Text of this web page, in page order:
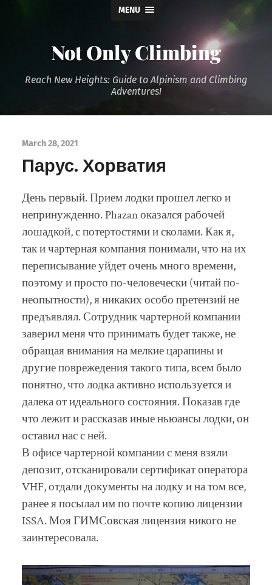
MENU
Not Only Climbing
Reach New Heights: Guide to Alpinism and Climbing
Adventures!
March 28, 2021
Парус. Хорватия
День первый. Прием лодки прошел легко и
непринужденно. Phazan оказался рабочей
лошадкой, с потертостями и сколами. Как я,
так и чартерная компания понимали, что на их
переписывание уйдет очень много времени,
поэтому и просто по-человечески (читай по-
неопытности), я никаких особо претензий не
предъявлял. Сотрудник чартерной компании
заверил меня что принимать будет также, не
обращая внимания на мелкие царапины и
другие поврежедения такого типа, всем было
понятно, что лодка активно используется и
далека от идеального состояния. Показав где
что лежит и рассказав иные ньюансы лодки, он
оставил нас с ней.
В офисе чартерной компании с меня взяли
депозит, отсканировали сертификат оператора
VHF, отдали документы на лодку и на том все,
ранее я посылал им по почте копию лицензии
ISSA. Моя ГИМСовская лицензия никого не
заинтересовала.